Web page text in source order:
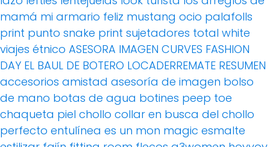
mamá mi armario feliz mustang ocio palafolls
print punto snake print sujetadores total white
viajes étnico ASESORA IMAGEN CURVES FASHION
DAY EL BAUL DE BOTERO LOCADERREMATE RESUMEN
accesorios amistad asesoría de imagen bolso
de mano botas de agua botines peep toe
chaqueta piel chollo collar en busca del chollo
perfecto entulínea es un mon magic esmalte